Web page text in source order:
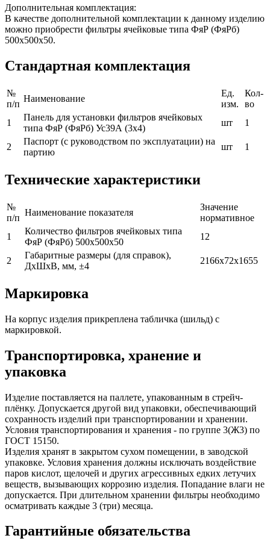
Дополнительная комплектация:
В качестве дополнительной комплектации к данному изделию
можно приобрести фильтры ячейковые типа ФяР (ФяРб)
500х500х50.
Стандартная комплектация
№
п/п
Наименование
Ед.
изм.
Кол-
во
1
Панель для установки фильтров ячейковых
типа ФяР (ФяРб) Ус39А (3х4)
шт 1
2
Паспорт (с руководством по эксплуатации) на
партию
шт 1
Технические характеристики
№
п/п
Наименование показателя
Значение
нормативное
1
Количество фильтров ячейковых типа
ФяР (ФяРб) 500х500х50
12
2
Габаритные размеры (для справок),
ДхШхВ, мм, ±4
2166х72х1655
Маркировка
На корпус изделия прикреплена табличка (шильд) с
маркировкой.
Транспортировка, хранение и
упаковка
Изделие поставляется на паллете, упакованным в стрейч-
плёнку. Допускается другой вид упаковки, обеспечивающий
сохранность изделий при транспортировании и хранении.
Условия транспортирования и хранения - по группе 3(Ж3) по
ГОСТ 15150.
Изделия хранят в закрытом сухом помещении, в заводской
упаковке. Условия хранения должны исключать воздействие
паров кислот, щелочей и других агрессивных едких летучих
веществ, вызывающих коррозию изделия. Попадание влаги не
допускается. При длительном хранении фильтры необходимо
осматривать каждые 3 (три) месяца.
Гарантийные обязательства